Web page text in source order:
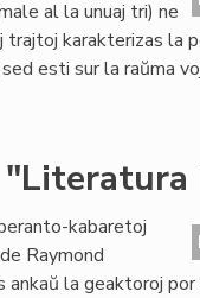
al la unuaj tri) ne
karakterizas la
esti sur la raŭma
kabaretoj
Raymond
la geaktoroj por